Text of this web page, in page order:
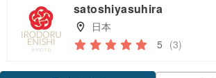
satoshiyasuhira
日本
5 (3)